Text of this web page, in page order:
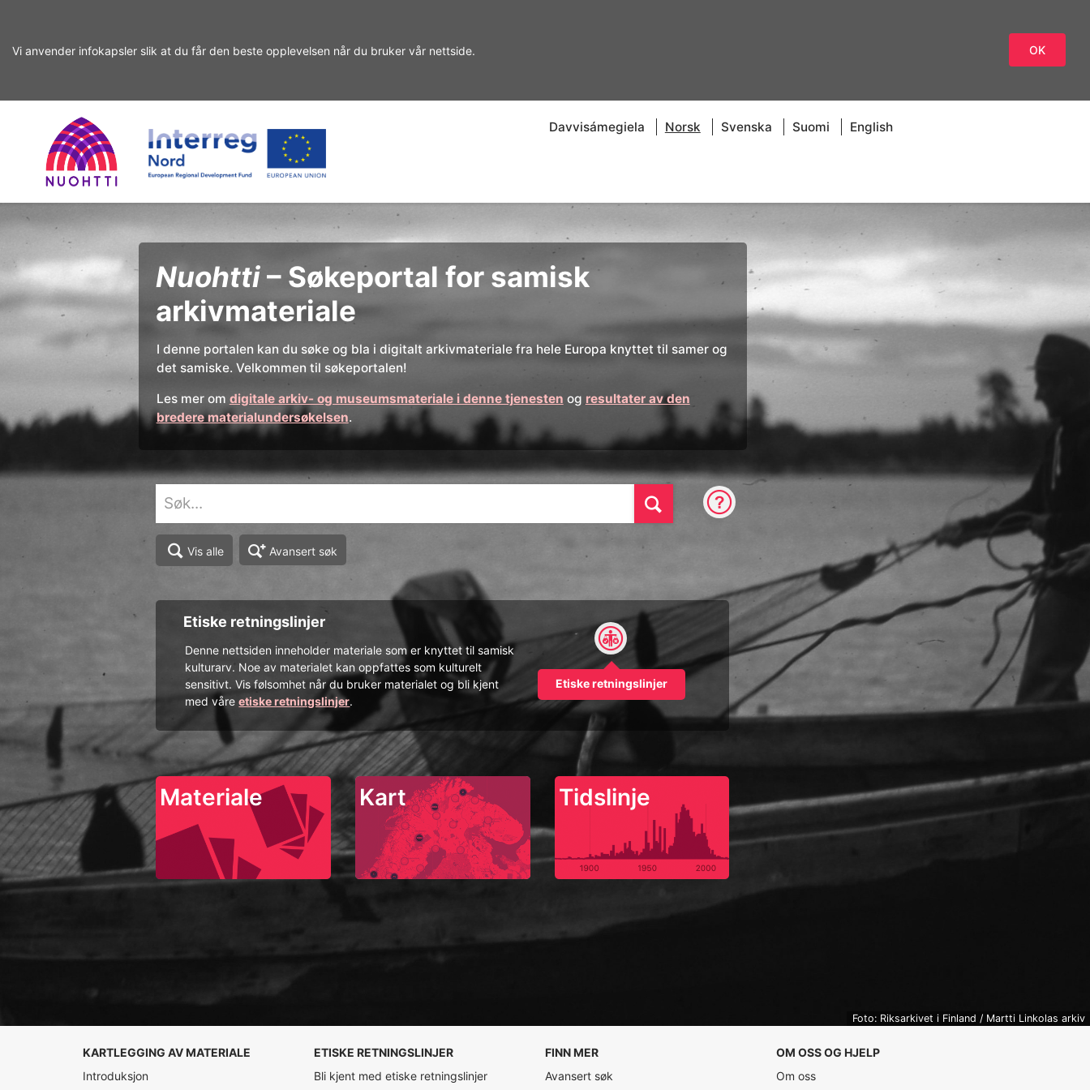
Vi anvender infokapsler slik at du får den beste opplevelsen når du bruker vår nettside. OK
søket
innhold
Home Interreg
Nord
Davvisámegiela Norsk Svenska Suomi English
Søk
Nuohtti– Søkeportal for samisk
arkivmateriale
I denne portalen kan du søke og bla i digitalt arkivmateriale fra hele Europa knyttet til samer og
det samiske. Velkommen til søkeportalen!
Les mer om digitale arkiv- og museumsmateriale i denne tjenesten og resultater av den
bredere materialundersøkelsen.
Vis alle Avansert søk
Etiske retningslinjer
Denne nettsiden inneholder materiale som er knyttet til samisk
kulturarv. Noe av materialet kan oppfattes som kulturelt
sensitivt. Vis følsomhet når du bruker materialet og bli kjent
med våreetiske retningslinjer.
Etiske retningslinjer
Materiale Kart Tidslinje
Foto: Riksarkivet i Finland / Martti Linkolas arkiv
KARTLEGGING AV MATERIALE
Introduksjon
ETISKE RETNINGSLINJER
Bli kjent med etiske retningslinjer
FINN MER
Avansert søk
OM OSS OG HJELP
Om oss